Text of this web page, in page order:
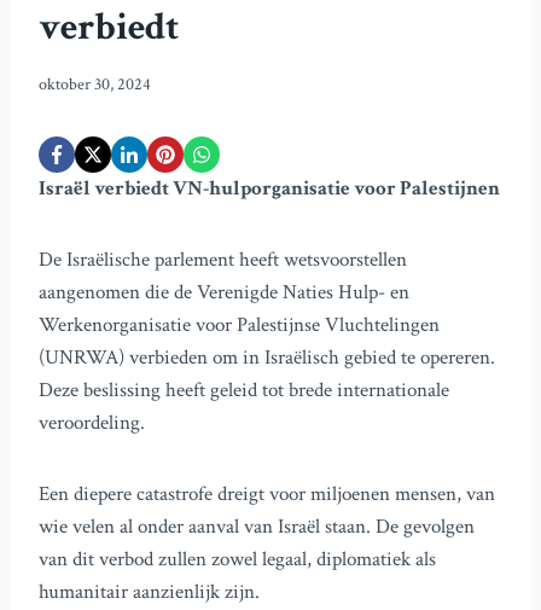
verbiedt
oktober 30, 2024
Israël verbiedt VN-hulporganisatie voor Palestijnen
De Israëlische parlement heeft wetsvoorstellen
aangenomen die de Verenigde Naties Hulp- en
Werkenorganisatie voor Palestijnse Vluchtelingen
(UNRWA) verbieden om in Israëlisch gebied te opereren.
Deze beslissing heeft geleid tot brede internationale
veroordeling.
Een diepere catastrofe dreigt voor miljoenen mensen, van
wie velen al onder aanval van Israël staan. De gevolgen
van dit verbod zullen zowel legaal, diplomatiek als
humanitair aanzienlijk zijn.